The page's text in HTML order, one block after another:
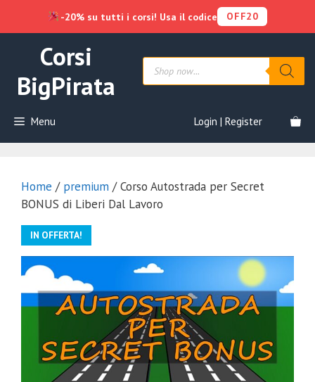
contenuto
Corsi
BigPirata
Products
search
Menu Login | Register
Home / premium / Corso Autostrada per Secret
BONUS di Liberi Dal Lavoro
IN OFFERTA!
-20% su tutti i corsi! Usa il codice OFF20